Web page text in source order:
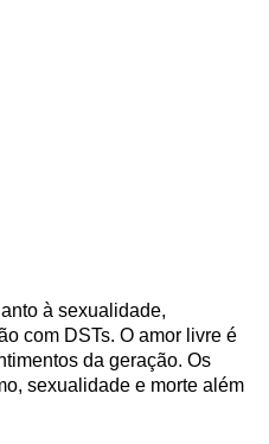
à sexualidade,
com DSTs. O amor livre é
da geração. Os
sexualidade e morte além